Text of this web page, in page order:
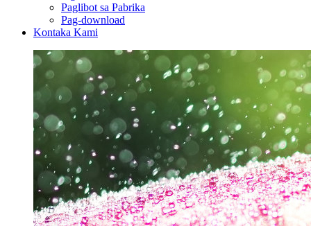
Paglibot sa Pabrika
Pag-download
Kontaka Kami